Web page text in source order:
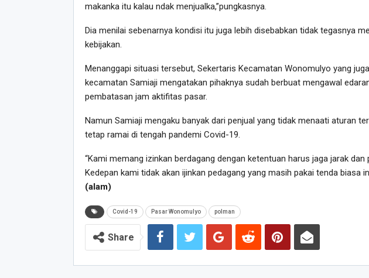
makanka itu kalau ndak menjualka,”pungkasnya.
Dia menilai sebenarnya kondisi itu juga lebih disebabkan tidak tegasnya
kebijakan.
Menanggapi situasi tersebut, Sekertaris Kecamatan Wonomulyo yang
kecamatan Samiaji mengatakan pihaknya sudah berbuat mengawal
pembatasan jam aktifitas pasar.
Namun Samiaji mengaku banyak dari penjual yang tidak menaati aturan
tetap ramai di tengah pandemi Covid-19.
“Kami memang izinkan berdagang dengan ketentuan harus jaga jarak dan
Kedepan kami tidak akan ijinkan pedagang yang masih pakai tenda biasa
(alam)
Covid-19 Pasar Wonomulyo polman
Share